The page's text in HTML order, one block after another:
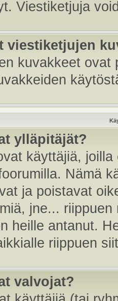
Viestiketjuja
viestiketjujen
kuvakkeet ovat
ylläpitäjät?
käyttäjiä,
Nämä
ja poistavat
jne...
heille antanut.
riippuen
valvojat?